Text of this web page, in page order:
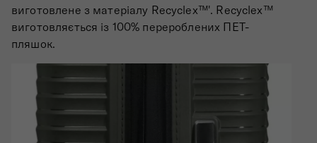
виготовлене з матеріалу Recyclex™'. Recyclex™
виготовляється із 100% перероблених ПЕТ-
пляшок.